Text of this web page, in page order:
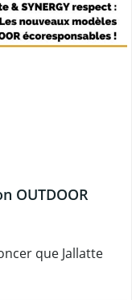
OUTDOOR
que Jallatte